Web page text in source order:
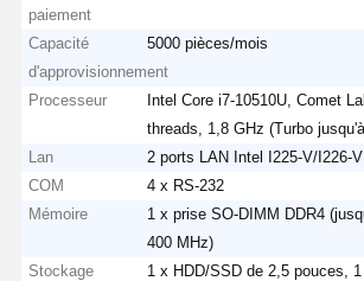
paiement
Capacité
d'approvisionnement
5000 pièces/mois
Processeur
Intel Core i7-10510U, Comet
threads, 1,8 GHz (Turbo
Lan
2 ports LAN Intel I225-V/I226-
COM
4 x RS-232
Mémoire
1 x prise SO-DIMM DDR4
400 MHz)
Stockage
1 x HDD/SSD de 2,5 pouces,